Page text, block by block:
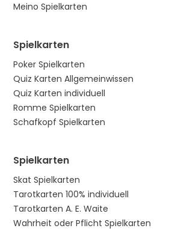
Meino Spielkarten
Spielkarten
Poker Spielkarten
Quiz Karten Allgemeinwissen
Quiz Karten individuell
Romme Spielkarten
Schafkopf Spielkarten
Spielkarten
Skat Spielkarten
Tarotkarten 100% individuell
Tarotkarten A. E. Waite
Wahrheit oder Pflicht Spielkarten